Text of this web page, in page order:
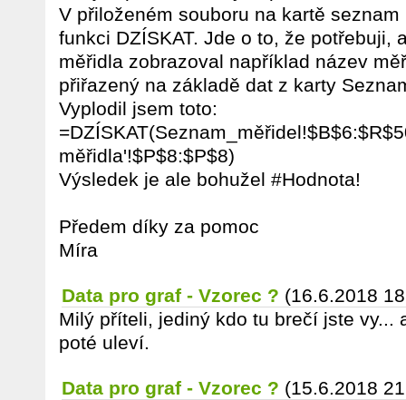
V přiloženém souboru na kartě
funkci DZÍSKAT. Jde o to, že potřebuji,
měřidla zobrazoval například název
přiřazený na základě dat z karty
Vyplodil jsem toto:
měřidla'!$P$8:$P$8)
Výsledek je ale bohužel #Hodnota!
Předem díky za pomoc
Míra
Data pro graf - Vzorec ? (16.6.2018
Milý příteli, jediný kdo tu brečí jste vy...
poté uleví.
Data pro graf - Vzorec ? (15.6.2018